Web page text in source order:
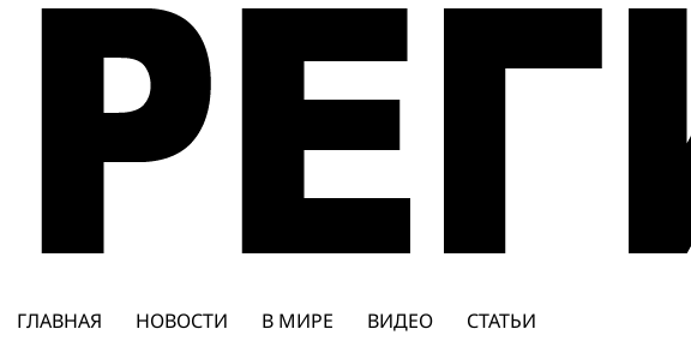
Перейти
содержимому
ГЛАВНАЯ НОВОСТИ В МИРЕ ВИДЕО СТАТЬИ